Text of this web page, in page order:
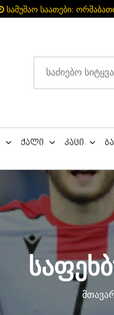
სამუშაო საათები:
ქალი კაცი